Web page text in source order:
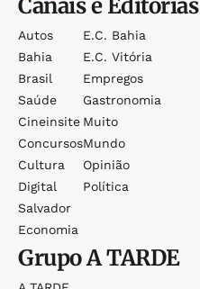
Autos
Bahia
Brasil
Saúde
Cineinsite
Concursos
Cultura
Digital
Salvador
Economia
E.c. Bahia
E.c. Vitória
Empregos
Gastronomia
Muito
Mundo
Opinião
Política
GrupoA TARDE